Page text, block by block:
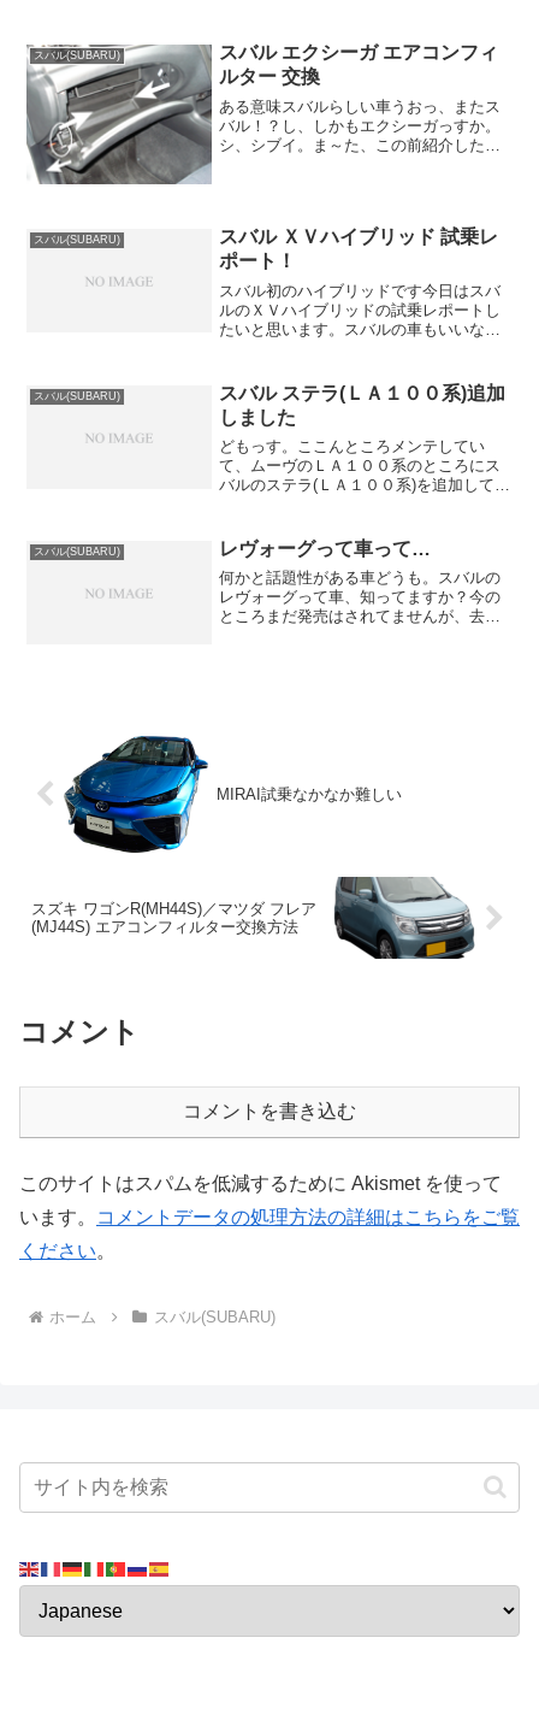
ょうか？休みを取れた人も、そうでなか
った人も適度に休みは取っ...
スバル(SUBARU)
スバル エクシーガ エアコンフィ
ルター 交換
ある意味スバルらしい車うおっ、またス
バル！？し、しかもエクシーガっすか。
シ、シブイ。ま～た、この前紹介したフ
スバル(SUBARU)
スバル ＸＶハイブリッド 試乗レ
ポート！
スバル初のハイブリッドです今日はスバ
ルのＸＶハイブリッドの試乗レポートし
たいと思います。スバルの車もいいなぁ
あるので、コンパクト専門の私として
は、慣れるまではちょっと緊...
スバル(SUBARU)
スバル ステラ(ＬＡ１００系)追加
しました
どもっす。ここんところメンテしてい
て、ムーヴのＬＡ１００系のところにス
バルのステラ(ＬＡ１００系)を追加してい
ろ気が付いたところがありましたら、随
時修正していきますので...
スバル(SUBARU) レヴォーグって車って…
何かと話題性がある車どうも。スバルの
レヴォーグって車、知ってますか？今の
ところまだ発売はされてませんが、去年
MIRAI試乗なかなか難しい
スズキ ワゴンR(MH44S)／マツダ フレア
(MJ44S) エアコンフィルター交換方法
コメント
コメントを書き込む
このサイトはスパムを低減するために Akismet を使って
います。
コメントデータの処理方法の詳細はこちらをご覧
ください。
ホーム スバル(SUBARU)